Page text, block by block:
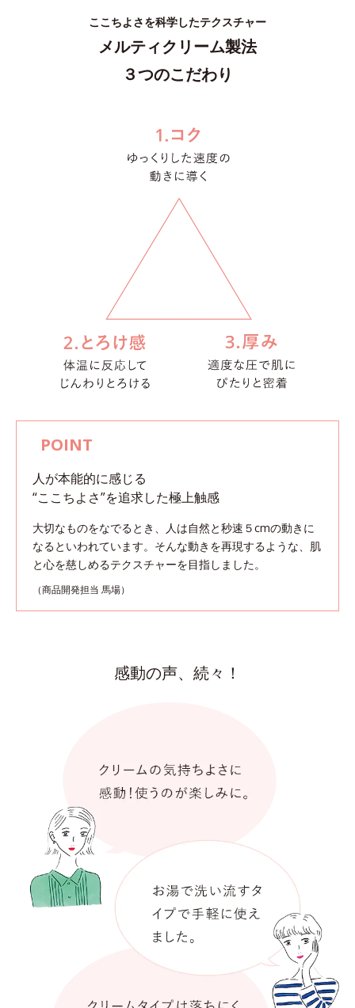
ここちよさを科学したテクスチャー
メルティクリーム製法
３つのこだわり
人が本能的に感じる
“ここちよさ”を追求した極上触感
大切なものをなでるとき、人は自然と秒速５cmの動きに
なるといわれています。 そんな動きを再現するような、肌
と心を慈しめるテクスチャーを目指しました。
（商品開発担当 馬場）
感動の声、続々！